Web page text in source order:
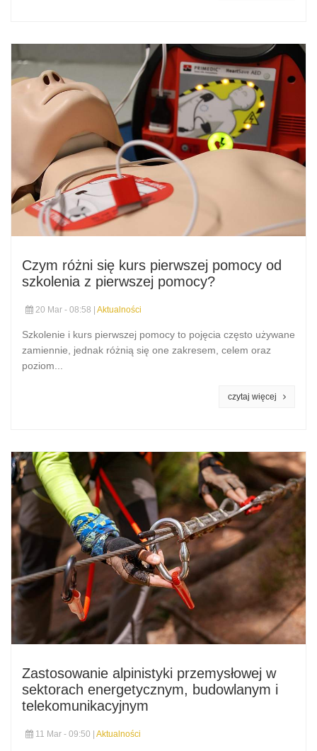
Czym różni się kurs pierwszej pomocy od
szkolenia z pierwszej pomocy?
20 Mar - 08:58 | Aktualności
Szkolenie i kurs pierwszej pomocy to pojęcia często używane
zamiennie, jednak różnią się one zakresem, celem oraz
poziom...
Zastosowanie alpinistyki przemysłowej w
sektorach energetycznym, budowlanym i
telekomunikacyjnym
11 Mar - 09:50 | Aktualności